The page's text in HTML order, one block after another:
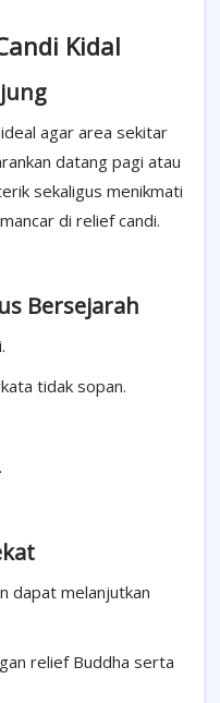
Kidal
agar area sekitar
datang pagi atau
sekaligus menikmati
di relief candi.
Bersejarah
tidak sopan.
dapat melanjutkan
relief Buddha serta